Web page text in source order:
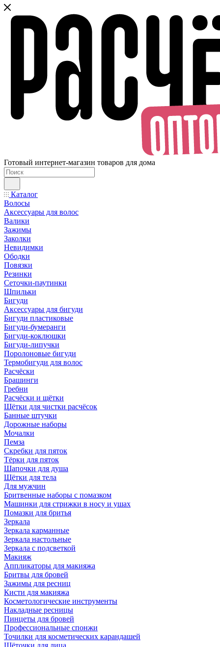
Готовый интернет-магазин товаров для дома
Каталог
Волосы
Аксессуары для волос
Валики
Зажимы
Заколки
Невидимки
Ободки
Повязки
Резинки
Сеточки-паутинки
Шпильки
Бигуди
Аксессуары для бигуди
Бигуди пластиковые
Бигуди-бумеранги
Бигуди-коклюшки
Бигуди-липучки
Поролоновые бигуди
Термобигуди для волос
Расчёски
Брашинги
Гребни
Расчёски и щётки
Щётки для чистки расчёсок
Банные штучки
Дорожные наборы
Мочалки
Пемза
Скребки для пяток
Тёрки для пяток
Шапочки для душа
Щётки для тела
Для мужчин
Бритвенные наборы с помазком
Машинки для стрижки в носу и ушах
Помазки для бритья
Зеркала
Зеркала карманные
Зеркала настольные
Зеркала с подсветкой
Макияж
Аппликаторы для макияжа
Бритвы для бровей
Зажимы для ресниц
Кисти для макияжа
Косметологические инструменты
Накладные ресницы
Пинцеты для бровей
Профессиональные спонжи
Точилки для косметических карандашей
Щёточки для лица